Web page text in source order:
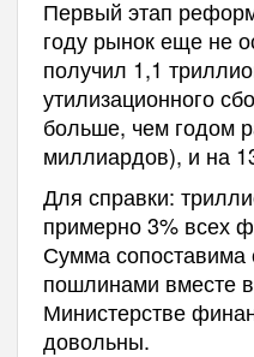
Первый этап
году рынок еще не
получил 1,1
утилизационного
больше, чем годом
миллиардов), и на
Для справки:
примерно 3% всех
Сумма сопоставима
пошлинами вместе
Министерстве
довольны.